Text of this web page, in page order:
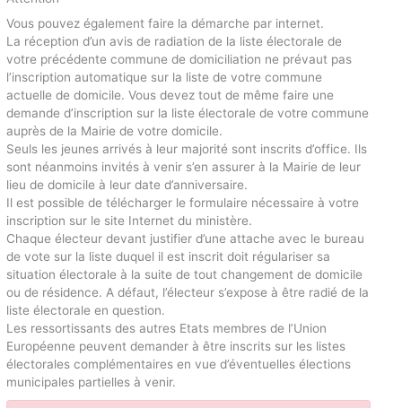
Vous pouvez également faire la démarche par internet.
La réception d’un avis de radiation de la liste électorale de
votre précédente commune de domiciliation ne prévaut pas
l’inscription automatique sur la liste de votre commune
actuelle de domicile. Vous devez tout de même faire une
demande d’inscription sur la liste électorale de votre commune
auprès de la Mairie de votre domicile.
Seuls les jeunes arrivés à leur majorité sont inscrits d’office. Ils
sont néanmoins invités à venir s’en assurer à la Mairie de leur
lieu de domicile à leur date d’anniversaire.
Il est possible de télécharger le formulaire nécessaire à votre
inscription sur le site Internet du ministère.
Chaque électeur devant justifier d’une attache avec le bureau
de vote sur la liste duquel il est inscrit doit régulariser sa
situation électorale à la suite de tout changement de domicile
ou de résidence. A défaut, l’électeur s’expose à être radié de la
liste électorale en question.
Les ressortissants des autres Etats membres de l’Union
Européenne peuvent demander à être inscrits sur les listes
électorales complémentaires en vue d’éventuelles élections
municipales partielles à venir.